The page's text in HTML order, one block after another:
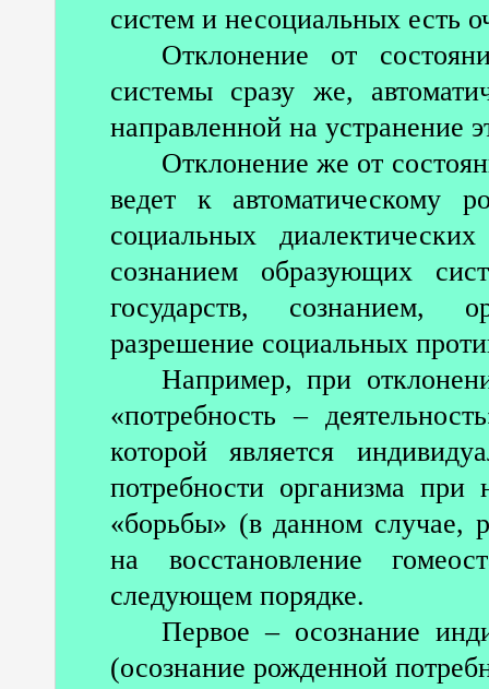
систем и несоциальных есть
Отклонение от
системы сразу же,
направленной на устранение
Отклонение же от
ведет к автоматическому
социальных
сознанием образующих
государств, сознанием,
разрешение социальных
Например, при
«потребность –
которой является
потребности организма при
«борьбы» (в данном случае,
на восстановление
следующем порядке.
Первое – осознание
(осознание рожденной